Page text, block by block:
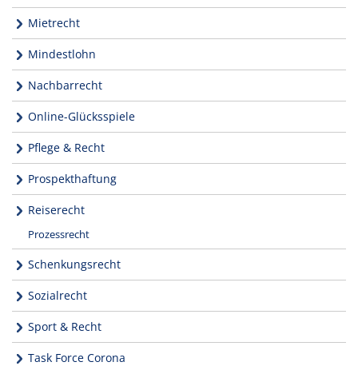
Mietrecht
Mindestlohn
Nachbarrecht
Online-Glücksspiele
Pflege & Recht
Prospekthaftung
Reiserecht
Prozessrecht
Schenkungsrecht
Sozialrecht
Sport & Recht
Task Force Corona